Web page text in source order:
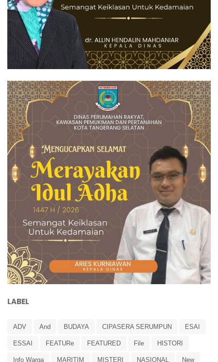
LABEL
ADV And BUDAYA CIPASERA SERUMPUN ESAI
ESSAI FEATURe FEATURED File HISTORI
Info Warga MARITIM MISTERI NASIONAL New